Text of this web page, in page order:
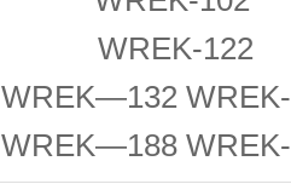
WREK-122
WREK—132
WREK—188